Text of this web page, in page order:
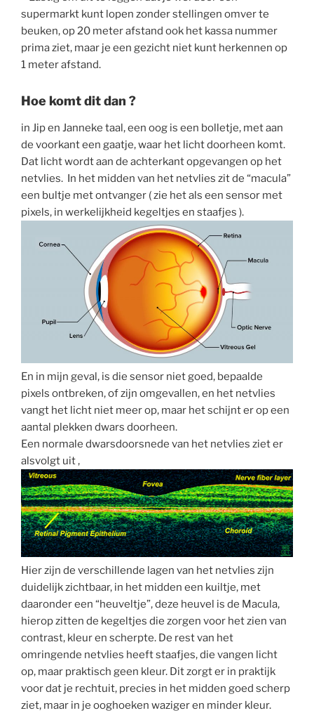
supermarkt kunt lopen zonder stellingen omver te
beuken, op 20 meter afstand ook het kassa nummer
prima ziet, maar je een gezicht niet kunt herkennen op
1 meter afstand.
Hoe komt dit dan ?
in Jip en Janneke taal, een oog is een bolletje, met aan
de voorkant een gaatje, waar het licht doorheen komt.
Dat licht wordt aan de achterkant opgevangen op het
netvlies. In het midden van het netvlies zit de “macula”
een bultje met ontvanger ( zie het als een sensor met
pixels, in werkelijkheid kegeltjes en staafjes ).
En in mijn geval, is die sensor niet goed, bepaalde
pixels ontbreken, of zijn omgevallen, en het netvlies
vangt het licht niet meer op, maar het schijnt er op een
aantal plekken dwars doorheen.
Een normale dwarsdoorsnede van het netvlies ziet er
alsvolgt uit ,
Hier zijn de verschillende lagen van het netvlies zijn
duidelijk zichtbaar, in het midden een kuiltje, met
daaronder een “heuveltje”, deze heuvel is de Macula,
hierop zitten de kegeltjes die zorgen voor het zien van
contrast, kleur en scherpte. De rest van het
omringende netvlies heeft staafjes, die vangen licht
op, maar praktisch geen kleur. Dit zorgt er in praktijk
voor dat je rechtuit, precies in het midden goed scherp
ziet, maar in je ooghoeken waziger en minder kleur.